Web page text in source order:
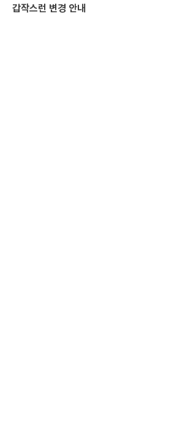
갑작스런 변경 안내